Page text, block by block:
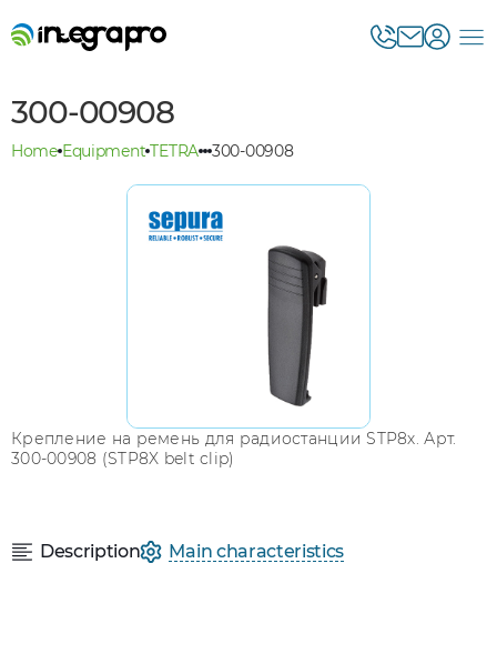
300-00908
Home Equipment TETRA 300-00908
Крепление на ремень для радиостанции STP8х. Арт.
300-00908 (STP8X belt clip)
Description Main characteristics